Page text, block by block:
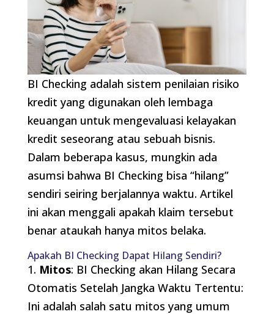
BI Checking adalah sistem penilaian risiko
kredit yang digunakan oleh lembaga
keuangan untuk mengevaluasi kelayakan
kredit seseorang atau sebuah bisnis.
Dalam beberapa kasus, mungkin ada
asumsi bahwa BI Checking bisa “hilang”
sendiri seiring berjalannya waktu. Artikel
ini akan menggali apakah klaim tersebut
benar ataukah hanya mitos belaka.
Apakah BI Checking Dapat Hilang Sendiri?
1. Mitos: BI Checking akan Hilang Secara
Otomatis Setelah Jangka Waktu Tertentu:
Ini adalah salah satu mitos yang umum